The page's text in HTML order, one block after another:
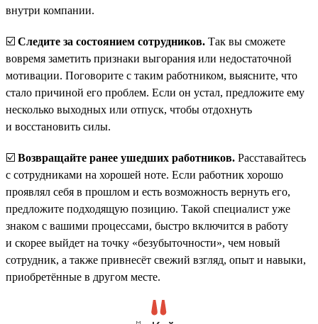
внутри компании.
☑️ Следите за состоянием сотрудников. Так вы сможете
вовремя заметить признаки выгорания или недостаточной
мотивации. Поговорите с таким работником, выясните, что
стало причиной его проблем. Если он устал, предложите ему
несколько выходных или отпуск, чтобы отдохнуть
и восстановить силы.
☑️ Возвращайте ранее ушедших работников. Расставайтесь
с сотрудниками на хорошей ноте. Если работник хорошо
проявлял себя в прошлом и есть возможность вернуть его,
предложите подходящую позицию. Такой специалист уже
знаком с вашими процессами, быстро включится в работу
и скорее выйдет на точку «безубыточности», чем новый
сотрудник, а также привнесёт свежий взгляд, опыт и навыки,
приобретённые в другом месте.